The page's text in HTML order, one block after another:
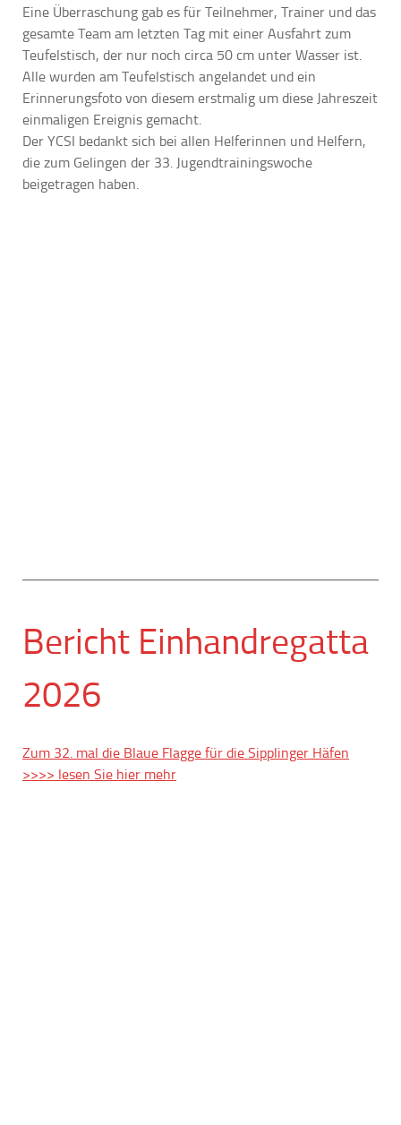
Eine Überraschung gab es für Teilnehmer, Trainer und das
gesamte Team am letzten Tag mit einer Ausfahrt zum
Teufelstisch, der nur noch circa 50 cm unter Wasser ist.
Alle wurden am Teufelstisch angelandet und ein
Erinnerungsfoto von diesem erstmalig um diese Jahreszeit
einmaligen Ereignis gemacht.
Der YCSI bedankt sich bei allen Helferinnen und Helfern,
die zum Gelingen der 33. Jugendtrainingswoche
beigetragen haben.
Bericht Einhandregatta
2026
Zum 32. mal die Blaue Flagge für die Sipplinger Häfen
>>>> lesen Sie hier mehr